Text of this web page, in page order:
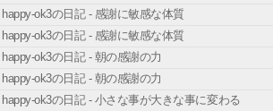
happy-ok3の日記 - 感謝に敏感な体質
happy-ok3の日記 - 感謝に敏感な体質
happy-ok3の日記 - 朝の感謝の力
happy-ok3の日記 - 朝の感謝の力
happy-ok3の日記 - 小さな事が大きな事に変わる